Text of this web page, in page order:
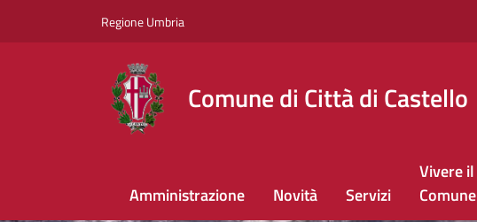
Regione Umbria
Comune di Città di Castello
Amministrazione Novità Servizi
Vivere il
Comune